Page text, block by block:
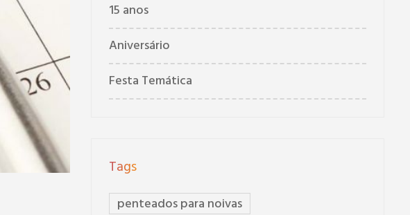
15 anos
Aniversário
Festa Temática
Tags
penteados para noivas